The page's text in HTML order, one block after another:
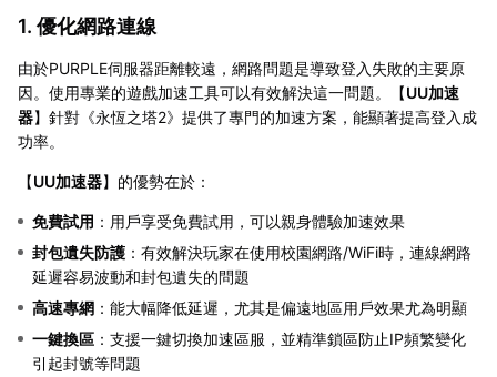
1. 優化網路連線
由於PURPLE伺服器距離較遠，網路問題是導致登入失敗的主要原
因。使用專業的遊戲加速工具可以有效解決這一問題。【UU加速
器】針對《永恆之塔2》提供了專門的加速方案，能顯著提高登入成
功率。
【UU加速器】的優勢在於：
免費試用 ：用戶享受免費試用，可以親身體驗加速效果
封包遺失防護 ：有效解決玩家在使用校園網路/WiFi時，連線網路
延遲容易波動和封包遺失的問題
高速專網 ：能大幅降低延遲，尤其是偏遠地區用戶效果尤為明顯
一鍵換區 ：支援一鍵切換加速區服，並精準鎖區防止IP頻繁變化
引起封號等問題